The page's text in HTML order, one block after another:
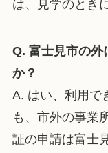
は、見学のとき
Q. 富士見市の外
か？
A. はい、利用で
も、市外の事業
証の申請は富士